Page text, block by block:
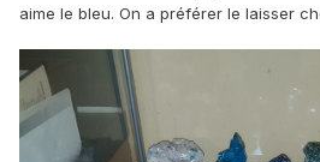
aime le bleu. On a préférer le laisser